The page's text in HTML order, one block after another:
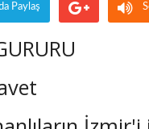
Paylaş